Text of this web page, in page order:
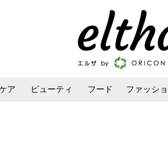
ア ビューティ フード ファッシ